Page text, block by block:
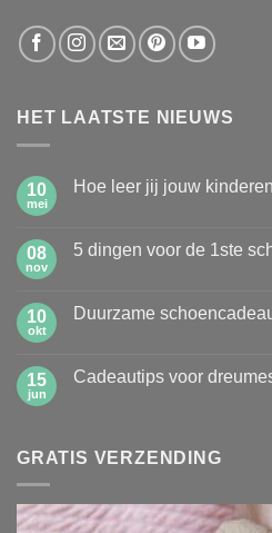
HET LAATSTE NIEUWS
10
mei
Hoe leer jij jouw
Hoe
kinderen
zelf
08
nov
5 dingen voor de 1ste
5
1ste
schooldag
10
okt
Duurzame
Duurzame
15
jun
Cadeautips voor
voor
jaar.
GRATIS VERZENDING